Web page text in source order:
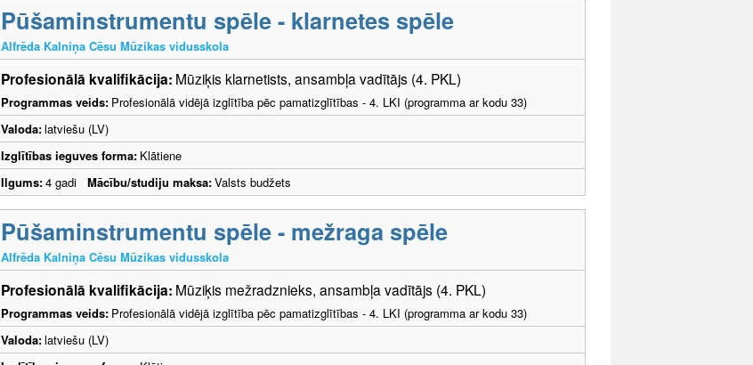
Pūšaminstrumentu spēle - klarnetes spēle
Alfrēda Kalniņa Cēsu Mūzikas vidusskola
Profesionālā kvalifikācija: Mūziķis klarnetists, ansambļa vadītājs (4. PKL)
Programmas veids: Profesionālā vidējā izglītība pēc pamatizglītības - 4. LKI (programma ar kodu 33)
Valoda:latviešu (LV)
Izglītības ieguves forma: Klātiene
Ilgums:4 gadi Mācību/studiju maksa:Valsts budžets
Pūšaminstrumentu spēle - mežraga spēle
Alfrēda Kalniņa Cēsu Mūzikas vidusskola
Profesionālā kvalifikācija: Mūziķis mežradznieks, ansambļa vadītājs (4. PKL)
Programmas veids: Profesionālā vidējā izglītība pēc pamatizglītības - 4. LKI (programma ar kodu 33)
Valoda:latviešu (LV)